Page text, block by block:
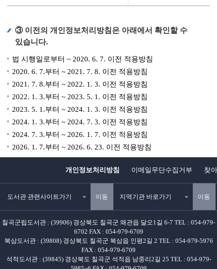
③ 이전의 개인정보처리방침은 아래에서 확인할 수
있습니다.
법 시행일로부터 ~ 2020. 6. 7. 이전 적용방침
2020. 6. 7.부터 ~ 2021. 7. 8. 이전 적용방침
2021. 7. 8.부터 ~ 2022. 1. 3. 이전 적용방침
2022. 1. 3.부터 ~ 2023. 5. 1. 이전 적용방침
2023. 5. 1.부터 ~ 2024. 1. 3. 이전 적용방침
2024. 1. 3.부터 ~ 2024. 7. 3. 이전 적용방침
2024. 7. 3.부터 ~ 2026. 1. 7. 이전 적용방침
2026. 1. 7.부터 ~ 2026. 6. 23. 이전 적용방침
개인정보처리방침 이메일무단수집거부 찾
도서관 관련사이트가기 이동 지역기관 바로가기 이동
칠곡군립도서관 : (39906) 경상북도 칠곡군 왜관읍 달오1길 6-7 TEL : 054-979-
6702 FAX : 054-979-6709
북삼도서관 : (39808) 경상북도 칠곡군 북삼읍 인평2길 2 TEL : 054-979-5976
FAX : 054-979-6709
석적도서관 : (39845) 경상북도 칠곡군 석적읍 남중리2길 25 TEL : 054-979-